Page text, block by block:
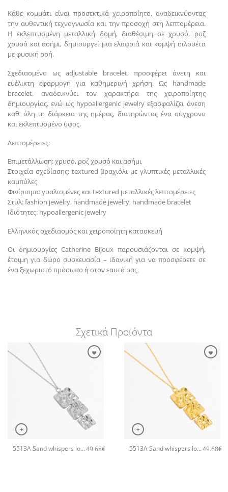
Κάθε κομμάτι είναι προσεκτικά χειροποίητο, αναδεικνύοντας
την αυθεντική τεχνογνωσία και την προσοχή στη λεπτομέρεια.
Η εκλεπτυσμένη μεταλλική δομή, διαθέσιμη σε χρυσό, ροζ
χρυσό και ασήμι, δημιουργεί μια ελαφριά και κομψή σιλουέτα
με φυσική ροή.
Σχεδιασμένο ως adjustable bracelet, προσφέρει άνετη και
ευέλικτη εφαρμογή για καθημερινή χρήση. Ως handmade
bracelet, αναδεικνύει τον χαρακτήρα της χειροποίητης
δημιουργίας, ενώ ως hypoallergenic jewelry εξασφαλίζει άνεση
καθ’ όλη τη διάρκεια της ημέρας, διατηρώντας ένα σύγχρονο
και εκλεπτυσμένο ύφος.
Λεπτομέρειες:
Επιμετάλλωση: χρυσό, ροζ χρυσό και ασήμι
Στοιχεία σχεδίασης: textured βραχιόλι με γλυπτικές μεταλλικές
καμπύλες
Φινίρισμα: γυαλισμένες και textured μεταλλικές λεπτομέρειες
Στυλ: fashion jewelry, handmade jewelry, handmade bracelet
Ιδιότητες: hypoallergenic jewelry
Ελληνικός σχεδιασμός και χειροποίητη κατασκευή
Οι δημιουργίες Catherine Bijoux παρουσιάζονται σε κομψή,
έτοιμη για δώρο συσκευασία – ιδανική για να προσφέρετε σε
ένα ξεχωριστό πρόσωπο ή στον εαυτό σας.
Σχετικά Προϊόντα
+
5513A Sand whispers long pendant χειροποίητο κολιέ Catherine bijoux Ασημί49.68€
+
5513A Sand whispers long pendant χειροποίητο κολιέ Catherine bijoux Χρυσό49.68€